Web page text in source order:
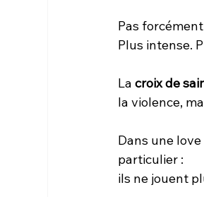
Pas
Plus intense.
La croix de
la violence,
Dans une
particulier :
ils ne jouent